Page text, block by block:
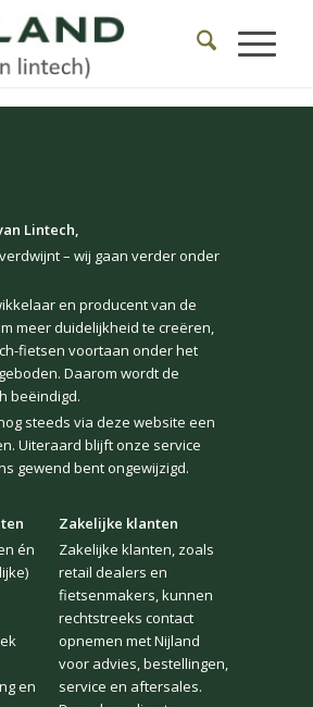
Lintech,
– wij gaan verder onder
en producent van de
meer duidelijkheid te creëren,
fietsen voortaan onder het
Daarom wordt de
beëindigd.
steeds via deze website een
Uiteraard blijft onze service
gewend bent ongewijzigd.
én
en
Zakelijke klanten
Zakelijke klanten, zoals
retail dealers en
fietsenmakers, kunnen
rechtstreeks contact
opnemen met Nijland
voor advies, bestellingen,
service en aftersales.